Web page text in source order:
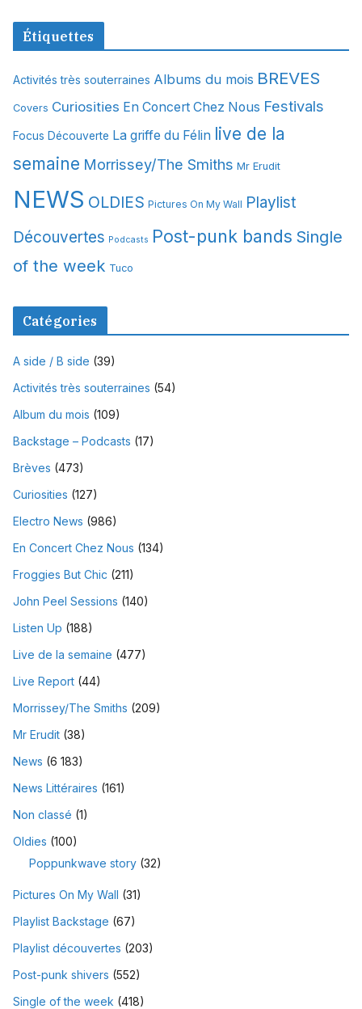
c
v
e
Étiquettes
Activités très souterraines Albums du mois BREVES
Covers Curiosities En Concert Chez Nous Festivals
Focus Découverte La griffe du Félin live de la
semaine Morrissey/The Smiths Mr Erudit
NEWS OLDIES Pictures On My Wall Playlist
Découvertes Podcasts Post-punk bands Single
of the week Tuco
Catégories
A side / B side (39)
Activités très souterraines (54)
Album du mois (109)
Backstage – Podcasts (17)
Brèves (473)
Curiosities (127)
Electro News (986)
En Concert Chez Nous (134)
Froggies But Chic (211)
John Peel Sessions (140)
Listen Up (188)
Live de la semaine (477)
Live Report (44)
Morrissey/The Smiths (209)
Mr Erudit (38)
News (6 183)
News Littéraires (161)
Non classé (1)
Oldies (100)
Poppunkwave story (32)
Pictures On My Wall (31)
Playlist Backstage (67)
Playlist découvertes (203)
Post-punk shivers (552)
Single of the week (418)